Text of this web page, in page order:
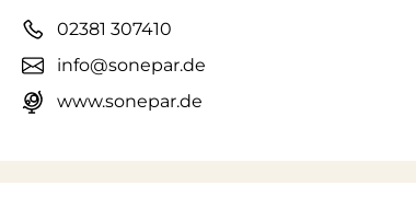
02381 307410
info@sonepar.de
www.sonepar.de